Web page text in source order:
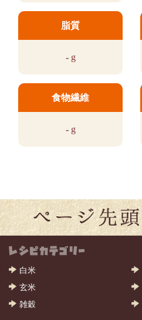
脂質
-g
食物繊維
-g
白米
玄米
雑穀